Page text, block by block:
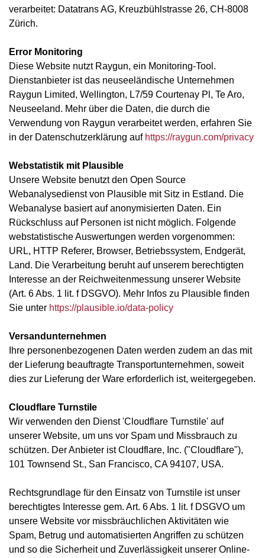
verarbeitet: Datatrans AG, Kreuzbühlstrasse 26, CH-8008
Zürich.
Error Monitoring
Diese Website nutzt Raygun, ein Monitoring-Tool.
Dienstanbieter ist das neuseeländische Unternehmen
Raygun Limited, Wellington, L7/59 Courtenay Pl, Te Aro,
Neuseeland. Mehr über die Daten, die durch die
Verwendung von Raygun verarbeitet werden, erfahren Sie
in der Datenschutzerklärung auf https://raygun.com/privacy
Webstatistik mit Plausible
Unsere Website benutzt den Open Source
Webanalysedienst von Plausible mit Sitz in Estland. Die
Webanalyse basiert auf anonymisierten Daten. Ein
Rückschluss auf Personen ist nicht möglich. Folgende
webstatistische Auswertungen werden vorgenommen:
URL, HTTP Referer, Browser, Betriebssystem, Endgerät,
Land. Die Verarbeitung beruht auf unserem berechtigten
Interesse an der Reichweitenmessung unserer Website
(Art. 6 Abs. 1 lit. f DSGVO). Mehr Infos zu Plausible finden
Sie unter https://plausible.io/data-policy
Versandunternehmen
Ihre personenbezogenen Daten werden zudem an das mit
der Lieferung beauftragte Transportunternehmen, soweit
dies zur Lieferung der Ware erforderlich ist, weitergegeben.
Cloudflare Turnstile
Wir verwenden den Dienst 'Cloudflare Turnstile' auf
unserer Website, um uns vor Spam und Missbrauch zu
schützen. Der Anbieter ist Cloudflare, Inc. ("Cloudflare"),
101 Townsend St., San Francisco, CA 94107, USA.
Rechtsgrundlage für den Einsatz von Turnstile ist unser
berechtigtes Interesse gem. Art. 6 Abs. 1 lit. f DSGVO um
unsere Website vor missbräuchlichen Aktivitäten wie
Spam, Betrug und automatisierten Angriffen zu schützen
und so die Sicherheit und Zuverlässigkeit unserer Online-